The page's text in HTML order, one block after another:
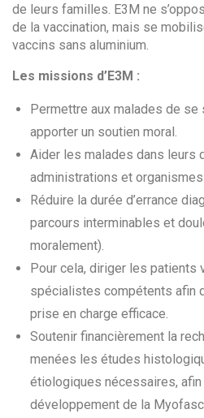
de leurs familles. E3M ne
de la vaccination, mais se
vaccins sans aluminium.
Les missions d’E3M :
Permettre aux malades de
apporter un soutien moral.
Aider les malades dans leurs
administrations et organismes
Réduire la durée d’errance
parcours interminables et
moralement).
Pour cela, diriger les patients
spécialistes compétents afin
prise en charge efficace.
Soutenir financièrement la
menées les études
étiologiques nécessaires,
développement de la